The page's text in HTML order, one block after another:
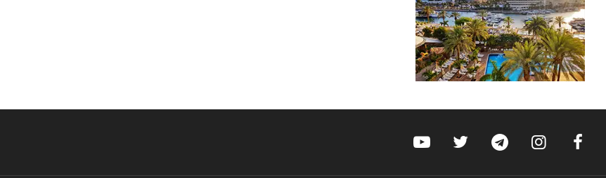
ערוץ הפייסבוק של הוטלס
ערוץ האינסטגרם של הוטלס
ערוץ הטלגרם של הוטלס
ערוץ טוויטר של הוטלס
ערוץ היוטיוב של הוטלס